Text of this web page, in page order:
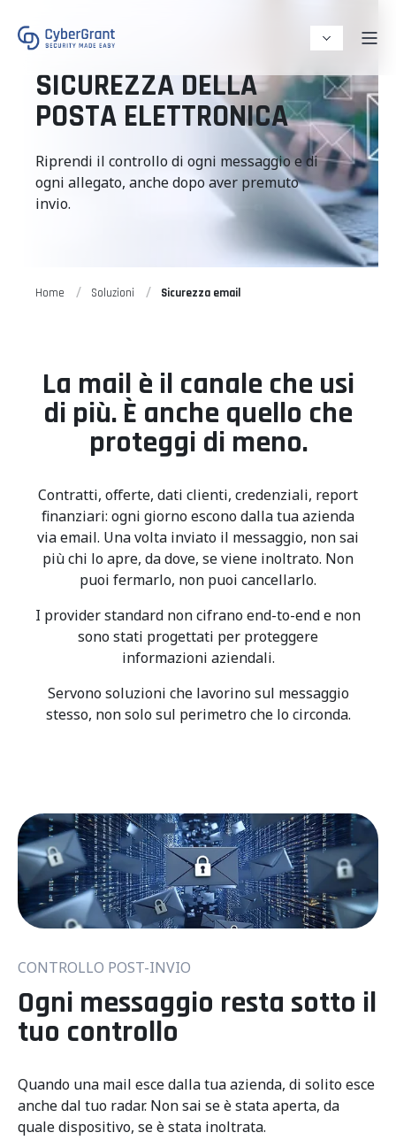
SICUREZZA DELLA
POSTA ELETTRONICA
Riprendi il controllo di ogni messaggio e di
ogni allegato, anche dopo aver premuto
invio.
Home Soluzioni Sicurezza email
La mail è il canale che usi
di più. È anche quello che
proteggi di meno.
Contratti, offerte, dati clienti, credenziali, report
finanziari: ogni giorno escono dalla tua azienda
via email. Una volta inviato il messaggio, non sai
più chi lo apre, da dove, se viene inoltrato. Non
puoi fermarlo, non puoi cancellarlo.
I provider standard non cifrano end-to-end e non
sono stati progettati per proteggere
informazioni aziendali.
Servono soluzioni che lavorino sul messaggio
stesso, non solo sul perimetro che lo circonda.
CONTROLLO POST-INVIO
Ogni messaggio resta sotto il
tuo controllo
Quando una mail esce dalla tua azienda, di solito esce
anche dal tuo radar. Non sai se è stata aperta, da
quale dispositivo, se è stata inoltrata.